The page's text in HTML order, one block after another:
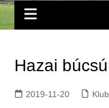
Hazai
2019-11-20